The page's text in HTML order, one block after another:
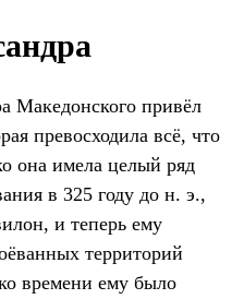
Македонского привёл
превосходила всё, что
она имела целый ряд
в 325 году до н. э.,
и теперь ему
территорий
времени ему было